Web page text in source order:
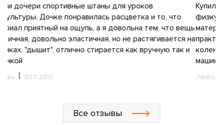
Купили дочери спортивные штаны для уроков
физкультуры. Дочке понравилась расцветка и то, что
материал приятный на ощупь, а я довольна тем, что вещь
практичная, довольно эластичная, но не растягивается на
коленках, "дышит", отлично стирается как вручную так и
машинкой
Любовь 30.11.2018
Все отзывы